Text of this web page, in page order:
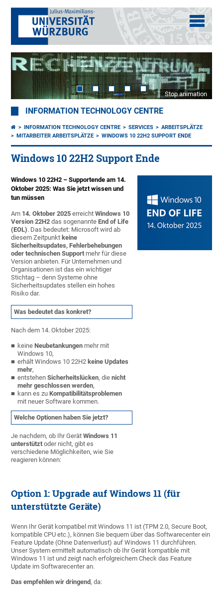
Stop animation
INFORMATION TECHNOLOGY CENTRE
INFORMATION TECHNOLOGY CENTRE SERVICES
ARBEITSPLÄTZE
MITARBEITER ARBEITSPLÄTZE
WINDOWS 10 22H2 SUPPORT ENDE
Windows 10 22H2 Support Ende
Windows 10 22H2 – Supportende am 14.
Oktober 2025: Was Sie jetzt wissen und
tun müssen
Am 14. Oktober 2025 erreichtWindows 10
Version 22H2 das sogenannteEnd of Life
(EOL). Das bedeutet: Microsoft wird ab
diesem Zeitpunkt keine
Sicherheitsupdates, Fehlerbehebungen
oder technischen Support mehr für diese
Version anbieten. Für Unternehmen und
Organisationen ist das ein wichtiger
Stichtag – denn Systeme ohne
Sicherheitsupdates stellen ein hohes
Risiko dar.
Was bedeutet das konkret?
Nach dem 14. Oktober 2025:
keineNeubetankungen mehr mit
Windows 10,
erhält Windows 10 22H2 keine Updates
mehr,
entstehenSicherheitslücken, dienicht
mehr geschlossen werden,
kann es zuKompatibilitätsproblemen
mit neuer Software kommen.
Welche Optionen haben Sie jetzt?
Je nachdem, ob Ihr GerätWindows 11
unterstützt oder nicht, gibt es
verschiedene Möglichkeiten, wie Sie
reagieren können:
Option 1: Upgrade auf Windows 11 (für
unterstützte Geräte)
Wenn Ihr Gerät kompatibel mit Windows 11 ist (TPM 2.0, Secure Boot,
kompatible CPU etc.), können Sie bequem über das Softwarecenter ein
Feature Update (Ohne Datenverlust) auf Windows 11 durchführen.
Unser System ermittelt automatisch ob Ihr Gerät kompatible mit
Windows 11 ist und zeigt nach erfolgreichem Check das Feature
Update im Softwarecenter an.
Das empfehlen wir dringend, da: